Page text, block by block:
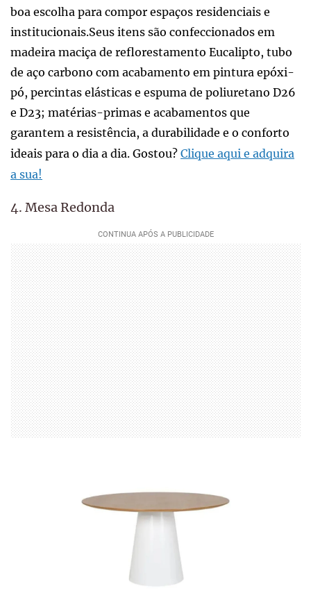
boa escolha para compor espaços residenciais e
institucionais.Seus itens são confeccionados em
madeira maciça de reflorestamento Eucalipto, tubo
de aço carbono com acabamento em pintura epóxi-
pó, percintas elásticas e espuma de poliuretano D26
e D23; matérias-primas e acabamentos que
garantem a resistência, a durabilidade e o conforto
ideais para o dia a dia. Gostou? Clique aqui e adquira
a sua!
4. Mesa Redonda